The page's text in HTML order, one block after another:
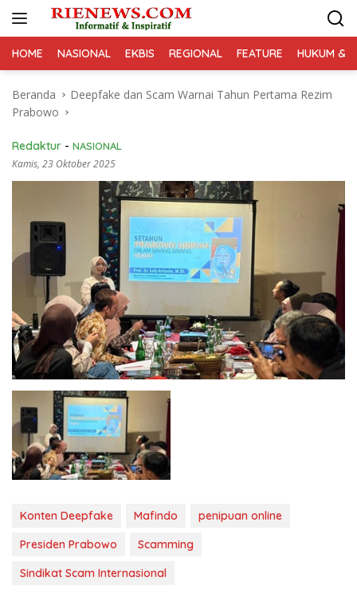
HOME NASIONAL EKBIS REGIONAL FEATURE HUKUM &
Beranda
Deepfake dan Scam Warnai Tahun Pertama Rezim
Prabowo
Redaktur - NASIONAL
Kamis, 23 Oktober 2025
Konten Deepfake Mafindo
penipuan online
Presiden Prabowo
Scamming
Sindikat Scam Internasional